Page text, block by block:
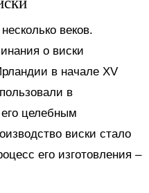
веков.
о виски
в начале XV
в
целебным
виски стало
его изготовления –